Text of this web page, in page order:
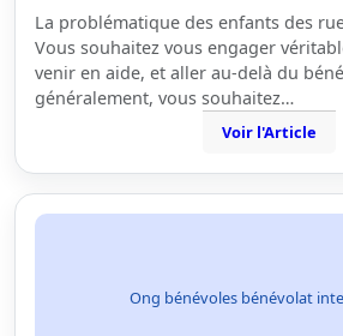
La problématique des enfants des
Vous souhaitez vous engager
venir en aide, et aller au-delà du
généralement, vous souhaitez…
Voir l'Article
Ong bénévoles bénévolat